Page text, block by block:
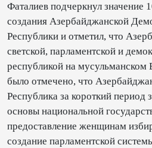
Фаталиев подчеркнул значение
создания Азербайджанской
Республики и отметил, что
светской, парламентской и
республикой на мусульманском
было отмечено, что
Республика за короткий
основы национальной
предоставление женщинам
создание парламентской